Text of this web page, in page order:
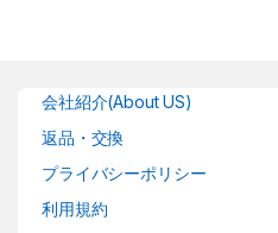
会社紹介(About US)
返品・交換
プライバシーポリシー
利用規約